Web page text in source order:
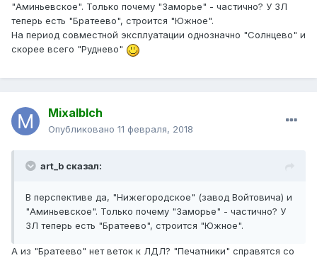
"Аминьевское". Только почему "Заморье" - частично? У ЗЛ
теперь есть "Братеево", строится "Южное".
На период совместной эксплуатации однозначно "Солнцево" и
скорее всего "Руднево"
Mixalblch
Опубликовано 11 февраля, 2018
art_b сказал:
В перспективе да, "Нижегородское" (завод Войтовича) и
"Аминьевское". Только почему "Заморье" - частично? У
ЗЛ теперь есть "Братеево", строится "Южное".
А из "Братеево" нет веток к ЛДЛ? "Печатники" справятся со